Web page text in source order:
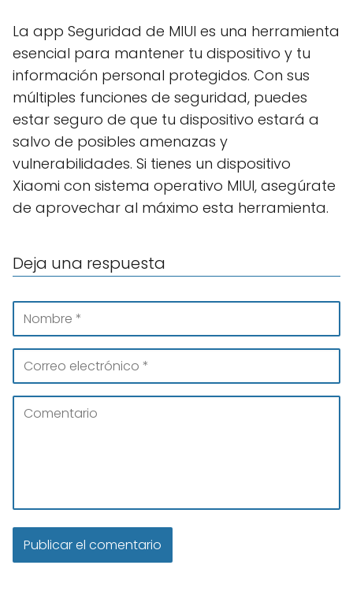
La app Seguridad de MIUI es una herramienta
esencial para mantener tu dispositivo y tu
información personal protegidos. Con sus
múltiples funciones de seguridad, puedes
estar seguro de que tu dispositivo estará a
salvo de posibles amenazas y
vulnerabilidades. Si tienes un dispositivo
Xiaomi con sistema operativo MIUI, asegúrate
de aprovechar al máximo esta herramienta.
Deja una respuesta